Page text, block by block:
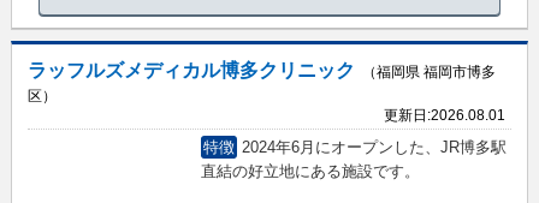
ラッフルズメディカル博多クリニック
（福岡県 福岡市博多
区）
更新日:2026.08.01
特徴 2024年6月にオープンした、JR博多駅
直結の好立地にある施設です。